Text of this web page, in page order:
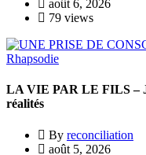
août 6, 2026
79 views
Rhapsodie
LA VIE PAR LE FILS –
réalités
By reconciliation
août 5, 2026